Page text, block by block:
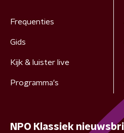
Frequenties
Gids
Kijk & luister live
Programma's
NPO Klassiek